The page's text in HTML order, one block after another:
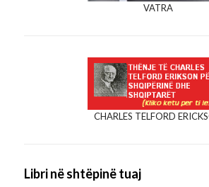
VATRA
CHARLES TELFORD
Libri në shtëpinë tuaj